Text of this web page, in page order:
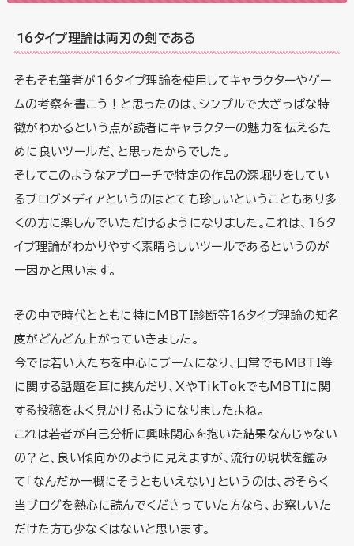
16タイプ理論は両刃の剣である
そもそも筆者が16タイプ理論を使用してキャラクターやゲー
ムの考察を書こう！と思ったのは、シンプルで大ざっぱな特
徴がわかるという点が読者にキャラクターの魅力を伝えるた
めに良いツールだ、と思ったからでした。
そしてこのようなアプローチで特定の作品の深堀りをしてい
るブログメディアというのはとても珍しいということもあり多
くの方に楽しんでいただけるようになりました。これは、16タ
イプ理論がわかりやすく素晴らしいツールであるというのが
一因かと思います。
その中で時代とともに特にMBTI診断等１６タイプ理論の知名
度がどんどん上がっていきました。
今では若い人たちを中心にブームになり、日常でもMBTI等
に関する話題を耳に挟んだり、XやTikTokでもMBTIに関
する投稿をよく見かけるようになりましたよね。
これは若者が自己分析に興味関心を抱いた結果なんじゃない
の？と、良い傾向かのように見えますが、流行の現状を鑑み
て「なんだか一概にそうともいえない」というのは、おそらく
当ブログを熱心に読んでくださっていた方なら、お察しいた
だけた方も少なくはないと思います。